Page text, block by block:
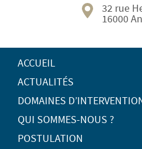
32 rue
16000
ACCUEIL
ACTUALITÉS
DOMAINES
QUI SOMMES-NOUS ?
POSTULATION